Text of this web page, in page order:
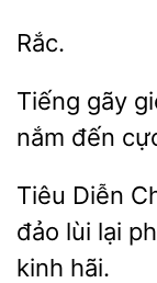
Rắc.
gãy
nắm đến
Tiêu Diễn
đảo lùi lại
hãi.